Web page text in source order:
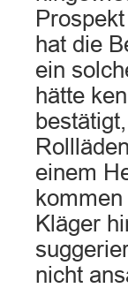
hat die
ein
hätte
einem
Kläger
nicht